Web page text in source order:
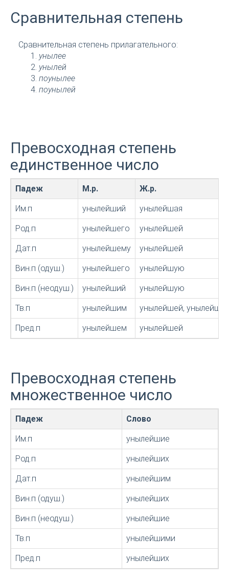
Сравнительная степень
Сравнительная степень прилагательного:
унылее
унылей
поунылее
поунылей
Превосходная степень
единственное число
Падеж М.р. Ж.р.
Им.п унылейший унылейшая
Род.п унылейшего унылейшей
Дат.п унылейшему унылейшей
Вин.п (одуш.) унылейшего унылейшую
Вин.п (неодуш.) унылейший унылейшую
Тв.п унылейшим унылейшей,
Пред.п унылейшем унылейшей
Превосходная степень
множественное число
Падеж Слово
Им.п унылейшие
Род.п унылейших
Дат.п унылейшим
Вин.п (одуш.) унылейших
Вин.п (неодуш.) унылейшие
Тв.п унылейшими
Пред.п унылейших